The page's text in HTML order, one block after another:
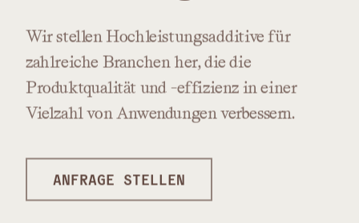
Wirstellen Hochleistungsadditive für
zahlreiche Branchen her, die die
Produktqualität und -effizienz in einer
Vielzahl von Anwendungen verbessern.
ANFRAGE STELLEN